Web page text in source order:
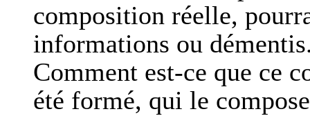
composition réelle,
informations ou
Comment est-ce que ce
été formé, qui le